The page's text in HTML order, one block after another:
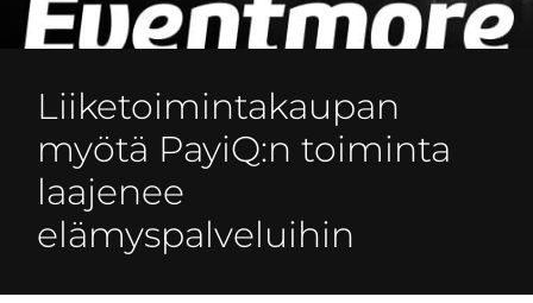
Liiketoimintakaupan
myötä PayiQ:n toiminta
laajenee
elämyspalveluihin